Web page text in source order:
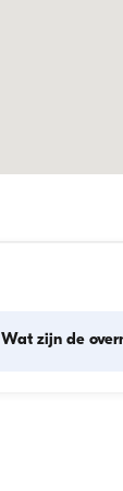
Wat zijn de